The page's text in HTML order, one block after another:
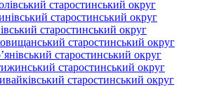
старостинський округ
старостинський округ
старостинський округ
старостинський округ
старостинський округ
старостинський округ
старостинський округ